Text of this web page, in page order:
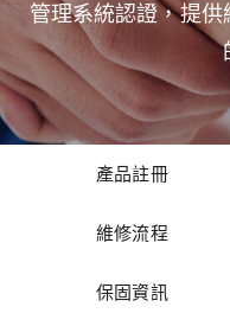
管理系統認證，提
產品註冊
維修流程
保固資訊